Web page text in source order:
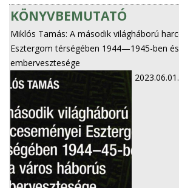
KÖNYVBEMUTATÓ
Miklós Tamás: A második világháború
Esztergom térségében 1944—1945-ben
embervesztesége
2023.06.01.